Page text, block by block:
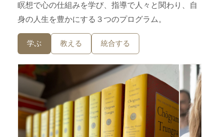
瞑想で心の仕組みを学び、指導で人々と関わり、自
身の人生を豊かにする３つのプログラム。
学ぶ 教える 統合する